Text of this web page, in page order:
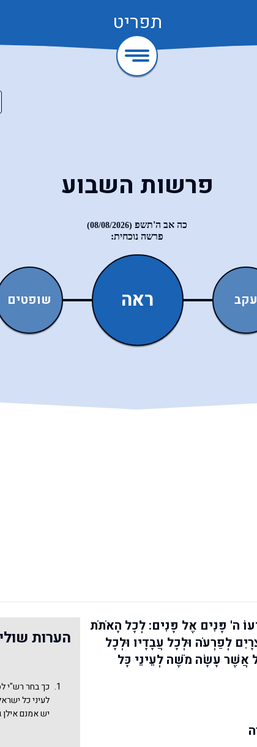
תפריט
פרשות השבוע
כה אב ה'תשפ (08/08/2026)
פרשה נוכחית:
שופטים ראה עקב
ה' פָּנִים אֶל פָּנִים: לְכָל הָאֹתֹת
לְפַרְעֹה וּלְכָל עֲבָדָיו וּלְכָל
אֲשֶׁר עָשָׂה מֹשֶׁה לְעֵינֵי כָּל
הערות
כך בחר רש"י
לעיני כל
יש אמנם